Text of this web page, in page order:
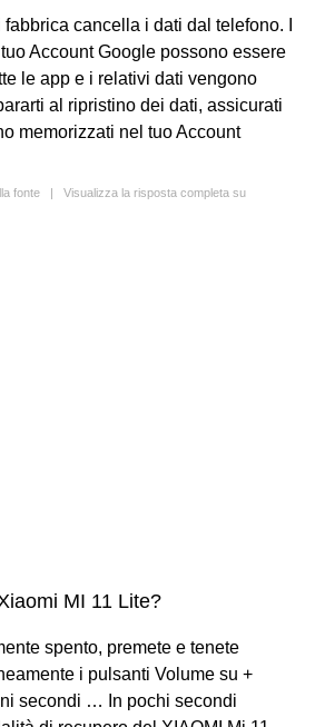
fabbrica cancella i dati dal telefono. I
Account Google possono essere
le app e i relativi dati vengono
al ripristino dei dati, assicurati
memorizzati nel tuo Account
fonte | Visualizza la risposta completa su
MI 11 Lite?
spento, premete e tenete
i pulsanti Volume su +
secondi … In pochi secondi